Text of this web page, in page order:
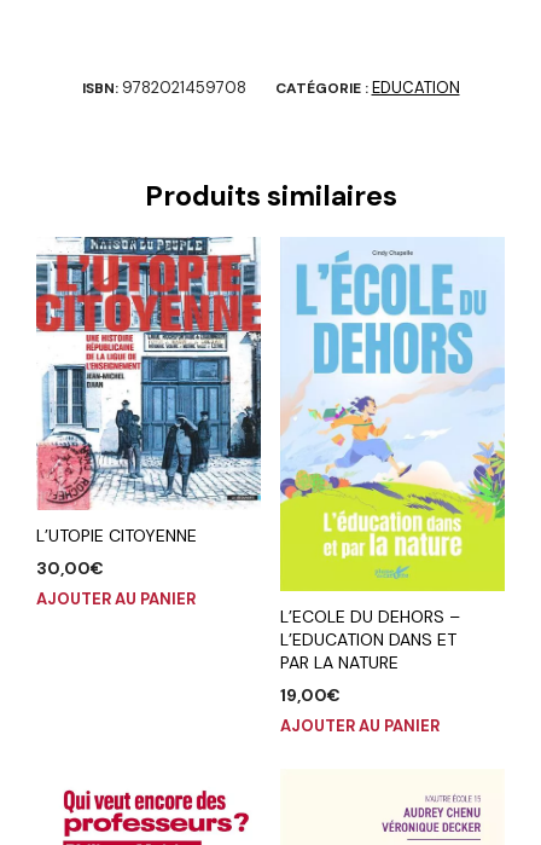
ISBN: 9782021459708 CATÉGORIE :EDUCATION
Produits similaires
L’UTOPIE CITOYENNE
30,00€
AJOUTER AU PANIER
L’ECOLE DU DEHORS –
L’EDUCATION DANS ET
PAR LA NATURE
19,00€
AJOUTER AU PANIER